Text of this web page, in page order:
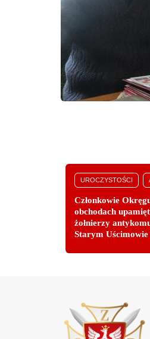
UROCZYSTOŚCI
Członkowie
obchodach
żołnierzy
Starym